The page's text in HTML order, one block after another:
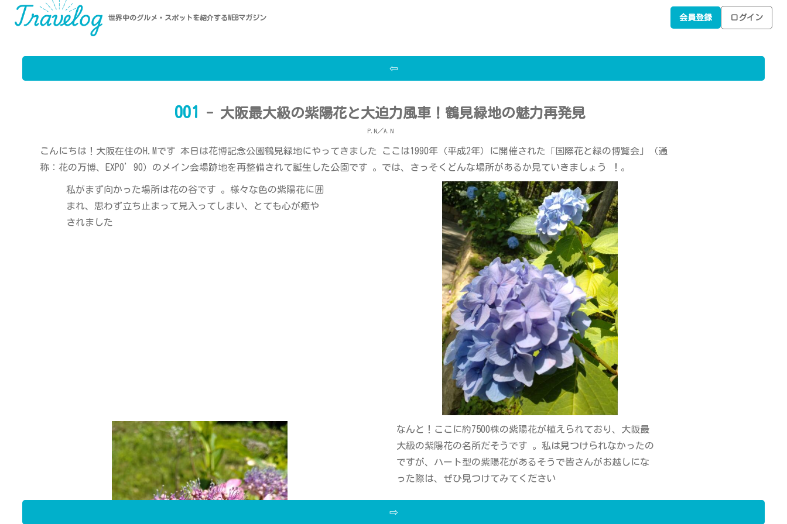
世界中のグルメ・スポットを紹介するWEBマガジン 会員登録 ログイン
⇦
001 - 大阪最大級の紫陽花と大迫力風車！鶴見緑地の魅力再発見
P.N／A.N
こんにちは！大阪在住のH.Mです 本日は花博記念公園鶴見緑地にやってきました ここは1990年（平成2年）に開催された「国際花と緑の博覧会」（通
称：花の万博、EXPO’90）のメイン会場跡地を再整備されて誕生した公園です 。では、さっそくどんな場所があるか見ていきましょう ！。
私がまず向かった場所は花の谷です 。様々な色の紫陽花に囲
まれ、思わず立ち止まって見入ってしまい、とても心が癒や
されました
なんと！ここに約7500株の紫陽花が植えられており、大阪最
大級の紫陽花の名所だそうです 。私は見つけられなかったの
ですが、ハート型の紫陽花があるそうで皆さんがお越しにな
った際は、ぜひ見つけてみてください
⇨